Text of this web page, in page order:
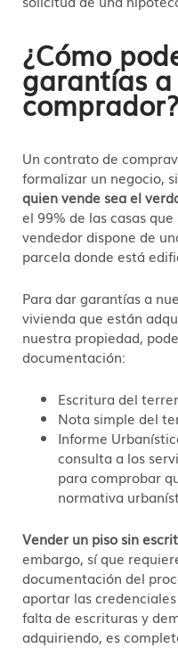
¿Cómo
garantías
comprador?
Un contrato de
formalizar un negocio,
quien vende sea el
el 99% de las casas
vendedor dispone de
parcela donde está
Para dar garantías a
vivienda que están
nuestra propiedad,
documentación:
Escritura del
Nota simple del
Informe
consulta a los
para comprobar
normativa
Vender un piso sin
embargo, sí que
documentación del
aportar las
falta de escrituras y
adquiriendo, es